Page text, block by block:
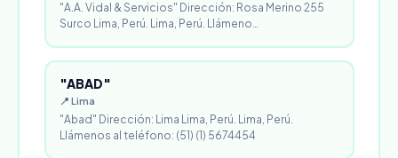
"A.A. Vidal & Servicios" Dirección: Rosa Merino 255
Surco Lima, Perú. Lima, Perú. Llámeno…
"ABAD"
📍 Lima
"Abad" Dirección: Lima Lima, Perú. Lima, Perú.
Llámenos al teléfono: (51) (1) 5674454